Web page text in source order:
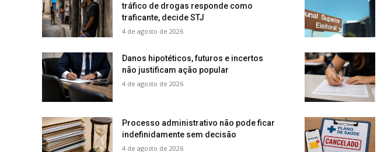
tráfico de drogas responde como
traficante, decide STJ
4 de agosto de 2026
Danos hipotéticos, futuros e incertos
não justificam ação popular
4 de agosto de 2026
Processo administrativo não pode ficar
indefinidamente sem decisão
4 de agosto de 2026